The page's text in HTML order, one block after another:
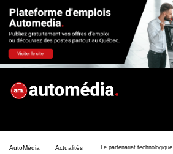
AutoMédia Actualités Le partenariat